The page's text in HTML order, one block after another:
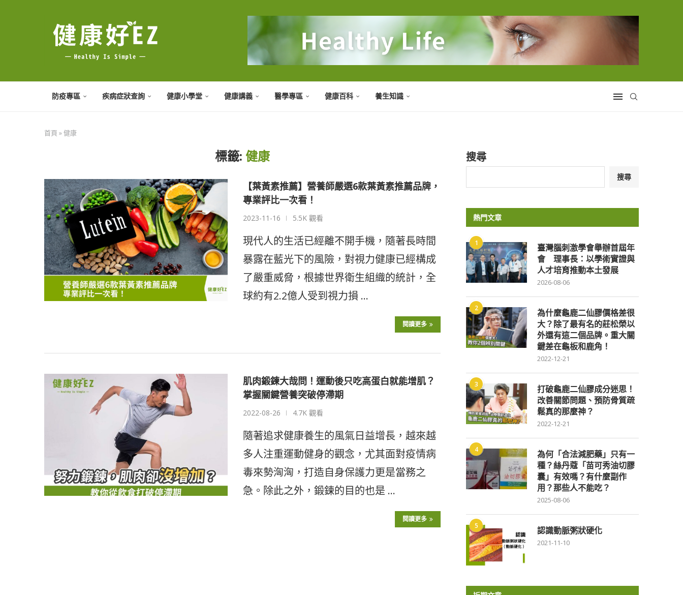
防疫專區 疾病症狀查詢 健康小學堂 健康講義 醫學專區 健康百科 養生知識
首頁 »健康
標籤: 健康
【葉黃素推薦】營養師嚴選6款葉黃素推薦品牌，
專業評比一次看！
2023-11-16 5.5K 觀看
現代人的生活已經離不開手機，隨著長時間
暴露在藍光下的風險，對視力健康已經構成
了嚴重威脅，根據世界衛生組織的統計，全
球約有2.2億人受到視力損 …
閱讀更多
肌肉鍛鍊大哉問！運動後只吃高蛋白就能增肌？
掌握關鍵營養突破停滯期
2022-08-26 4.7K 觀看
隨著追求健康養生的風氣日益增長，越來越
多人注重運動健身的觀念，尤其面對疫情病
毒來勢洶洶，打造自身保護力更是當務之
急。除此之外，鍛鍊的目的也是 …
閱讀更多
搜尋
搜尋
熱門文章
1
臺灣腦刺激學會舉辦首屆年
會 理事長：以學術實證與
人才培育推動本土發展
2026-08-06
2
為什麼龜鹿二仙膠價格差很
大？除了最有名的莊松榮以
外還有這二個品牌。重大關
鍵差在龜板和鹿角！
2022-12-21
3
打破龜鹿二仙膠成分迷思！
改善關節問題、預防骨質疏
鬆真的那麼神？
2022-12-21
4
為何「合法減肥藥」只有一
種？絲丹蔻「苗可秀油切膠
囊」有效嗎？有什麼副作
用？那些人不能吃？
2025-08-06
5 認識動脈粥狀硬化
2021-11-10